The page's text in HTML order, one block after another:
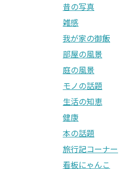
昔の写真
雑感
我が家の御飯
部屋の風景
庭の風景
モノの話題
生活の知恵
健康
本の話題
旅行記コーナー
看板にゃんこ